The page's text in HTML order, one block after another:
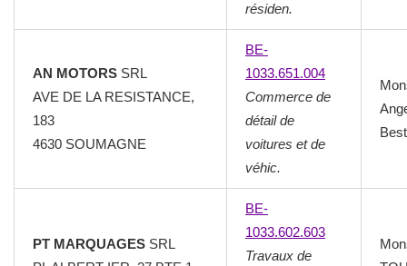
résiden.
AN MOTORS SRL
AVE DE LA RESISTANCE,
183
4630 SOUMAGNE
BE-
1033.651.004
Commerce de
détail de
voitures et de
véhic.
PT MARQUAGES SRL
BE-
1033.602.603
Travaux de